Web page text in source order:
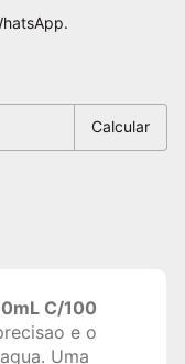
Calcular
C/100
e o
Uma